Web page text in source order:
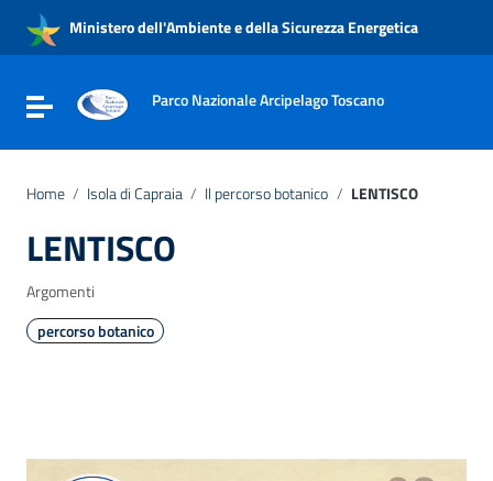
Vai al menu di navigazione
Vai al footer
Ministero dell'Ambiente e della Sicurezza Energetica
Attiva / disattiva la navigazione
Parco Nazionale Arcipelago Toscano
Home / Isola di Capraia / Il percorso botanico / LENTISCO
LENTISCO
Argomenti
percorso botanico